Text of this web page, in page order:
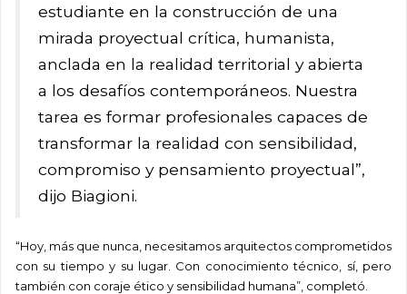
estudiante en la construcción de una
mirada proyectual crítica, humanista,
anclada en la realidad territorial y abierta
a los desafíos contemporáneos. Nuestra
tarea es formar profesionales capaces de
transformar la realidad con sensibilidad,
compromiso y pensamiento proyectual”,
dijo Biagioni.
“Hoy, más que nunca, necesitamos arquitectos comprometidos
con su tiempo y su lugar. Con conocimiento técnico, sí, pero
también con coraje ético y sensibilidad humana”, completó.